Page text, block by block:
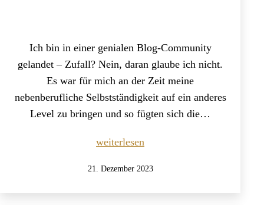
Ich bin in einer genialen Blog-Community
gelandet – Zufall? Nein, daran glaube ich nicht.
Es war für mich an der Zeit meine
nebenberufliche Selbstständigkeit auf ein anderes
Level zu bringen und so fügten sich die…
Mein
RückBLOG
2023:
weiterlesen
Veröffentlicht
21. Dezember 2023